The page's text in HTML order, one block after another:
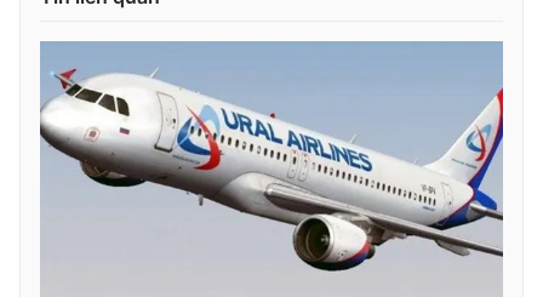
® Cấm sao chép dưới mọi hình thức nếu không có sự chấp
thuận bằng văn bản. Ghi rõ nguồn VTV.vn khi phát hành lại
thông tin từ website này.